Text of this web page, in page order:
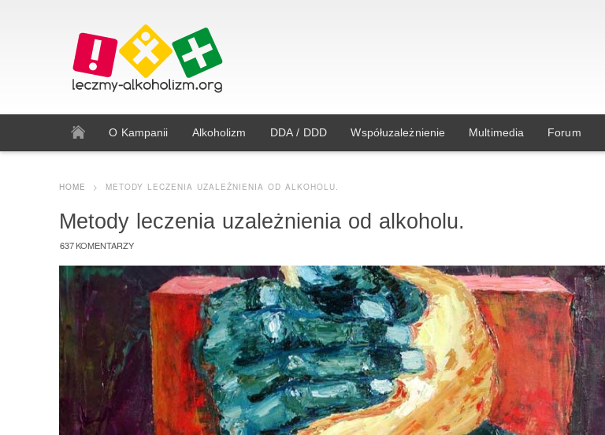
O Kampanii Alkoholizm DDA / DDD Współuzależnienie Multimedia Forum
HOME > METODY LECZENIA UZALEŻNIENIA OD ALKOHOLU.
Metody leczenia uzależnienia od alkoholu.
637 KOMENTARZY